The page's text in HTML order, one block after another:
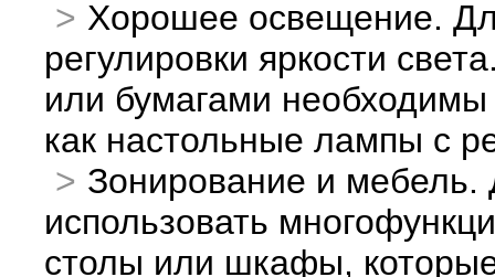
Хорошее освещение.
регулировки яркости
или бумагами необходимы
как настольные лампы с
Зонирование и мебель.
использовать
столы или шкафы,